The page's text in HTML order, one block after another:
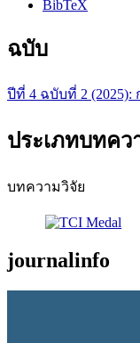
BibTeX
ฉบับ
ปีที่ 4 ฉบับที่ 2
ประเภทบทคว
บทความวิจัย
journalinfo